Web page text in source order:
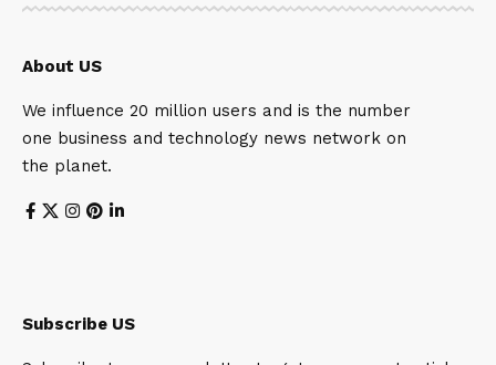
About US
We influence 20 million users and is the number
one business and technology news network on
the planet.
Subscribe US